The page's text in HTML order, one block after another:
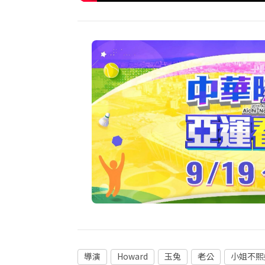
導演 Howard 玉兔 老公 小姐不